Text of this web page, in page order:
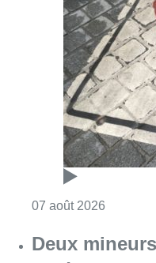
07 août 2026
Deux